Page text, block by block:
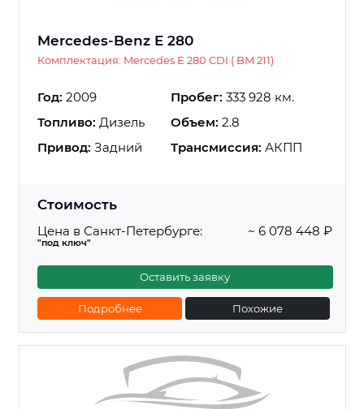
Mercedes-Benz E 280
Комплектация: Mercedes E 280 CDI ( BM 211)
Год: 2009 Пробег: 333 928 км.
Топливо: Дизель Объем: 2.8
Привод: Задний Трансмиссия: АКПП
Стоимость
Цена в Санкт-Петербурге:
"под ключ"
~ 6 078 448 ₽
Оставить заявку
Подробнее Похожие